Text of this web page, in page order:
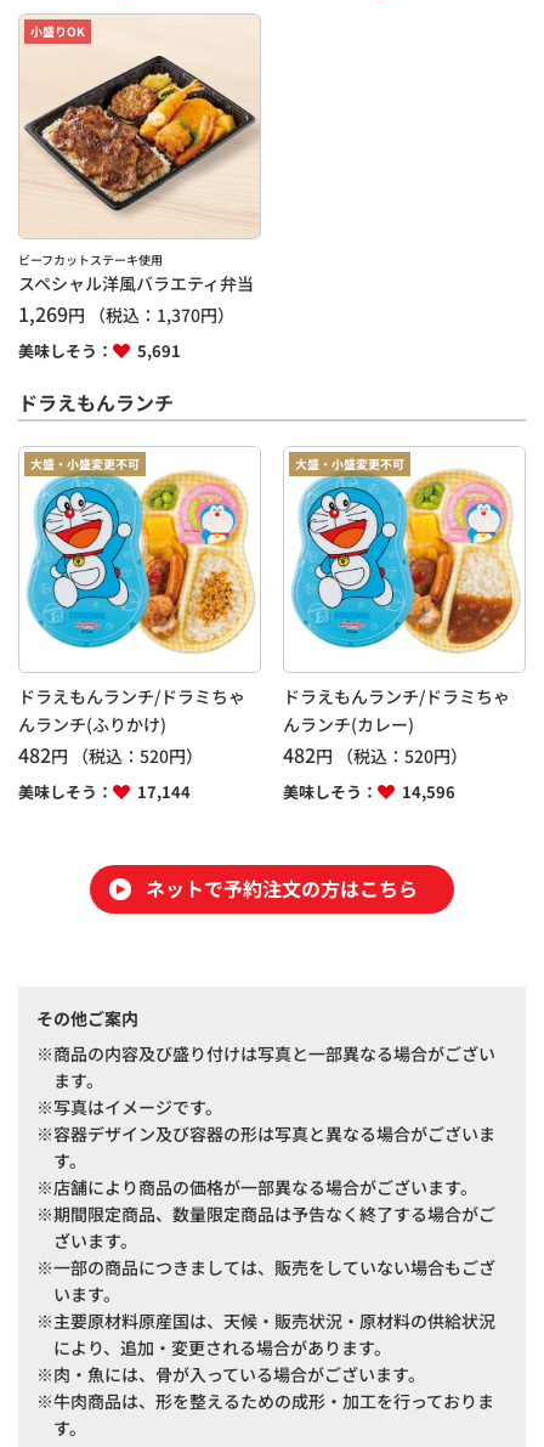
小盛りOK
ビーフカットステーキ使用
スペシャル洋風バラエティ弁当
1,269円 （税込： 1,370円）
美味しそう： 5,691
ドラえもんランチ
大盛・小盛変更不可
ドラえもんランチ/ドラミちゃ
んランチ(ふりかけ)
482円 （税込： 520円）
美味しそう： 17,144
大盛・小盛変更不可
ドラえもんランチ/ドラミちゃ
んランチ(カレー)
482円 （税込：520円）
美味しそう： 14,596
ネットで予約注文の方はこちら
その他ご案内
商品の内容及び盛り付けは写真と一部異なる場合がござい
ます。
写真はイメージです。
容器デザイン及び容器の形は写真と異なる場合がございま
す。
店舗により商品の価格が一部異なる場合がございます。
期間限定商品、数量限定商品は予告なく終了する場合がご
ざいます。
一部の商品につきましては、販売をしていない場合もござ
います。
主要原材料原産国は、天候・販売状況・原材料の供給状況
により、追加・変更される場合があります。
肉・魚には、骨が入っている場合がございます。
牛肉商品は、形を整えるための成形・加工を行っておりま
す。